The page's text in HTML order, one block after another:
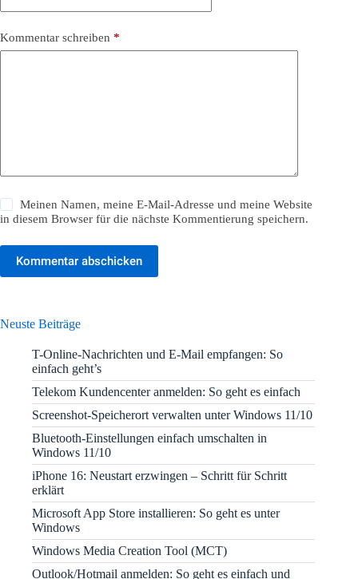
Kommentar schreiben *
Meinen Namen, meine E-Mail-Adresse und meine Website
in diesem Browser für die nächste Kommentierung speichern.
Kommentar abschicken
Neuste Beiträge
T-Online-Nachrichten und E-Mail empfangen: So
einfach geht’s
Telekom Kundencenter anmelden: So geht es einfach
Screenshot-Speicherort verwalten unter Windows 11/10
Bluetooth-Einstellungen einfach umschalten in
Windows 11/10
iPhone 16: Neustart erzwingen – Schritt für Schritt
erklärt
Microsoft App Store installieren: So geht es unter
Windows
Windows Media Creation Tool (MCT)
Outlook/Hotmail anmelden: So geht es einfach und